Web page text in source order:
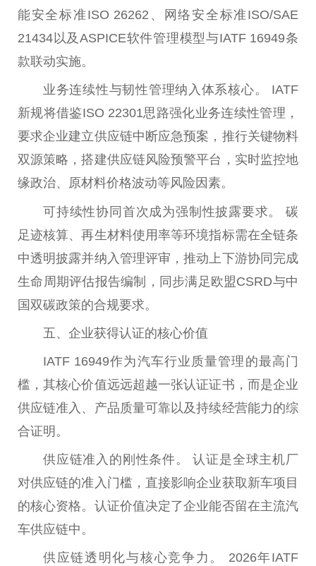
能安全标准ISO 26262、网络安全标准ISO/SAE
21434以及ASPICE软件管理模型与IATF 16949条
款联动实施。
业务连续性与韧性管理纳入体系核心。 IATF
新规将借鉴ISO 22301思路强化业务连续性管理，
要求企业建立供应链中断应急预案，推行关键物料
双源策略，搭建供应链风险预警平台 ，实时监控地
缘政治、原材料价格波动等风险因素。
可持续性协同首次成为强制性披露要求。 碳
足迹核算、再生材料使用率等环境指标需在全链条
中透明披露并纳入管理评审，推动上下游协同完成
生命周期评估报告编制，同步满足欧盟CSRD与中
国 双碳政策的合规要求。
五、企业获得认证的核心价值
IATF 16949作为汽车行业质量管理的最高门
槛，其核心价值远远超越一张认证证书，而是企业
供应链准入、产品质量可靠以及持续经营能力的综
合证明。
供应链准入的刚性条件。 认证是全球主机厂
对供应链的准入门槛，直接影响企业获取新车项目
的核心资格。认证价值决定了企业能否留在主流汽
车供应链中。
供应链透明化与核心竞争力。 2026年IATF